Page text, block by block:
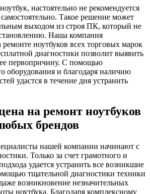
настоятельно не рекомендуется
Такое решение может
выходом из строя ПК, который не
Наша компания
ремонте ноутбуков всех торговых марок
диагностики позволит выявить
первопричину. С помощью
оборудования и благодаря наличию
удастся в течение дня устранить
на ремонт ноутбуков
брендов
нашей компании начинают с
Только за счет грамотного и
удается устранить все возникшие
тщательной диагностики техники
возникновение незначительных
ноутбука. Благодаря комплексному